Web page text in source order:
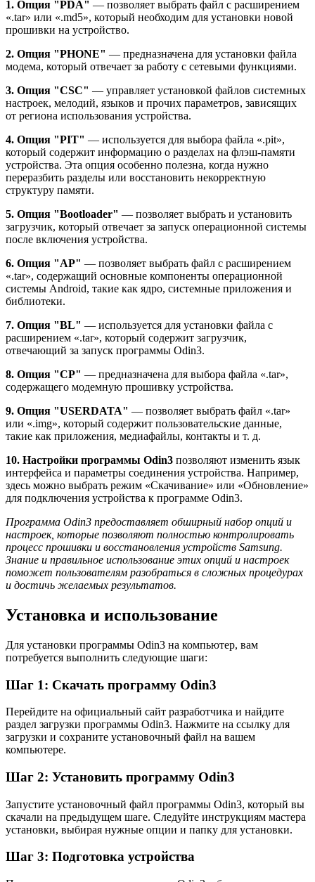
1. Опция "PDA" — позволяет выбрать файл с расширением
«.tar» или «.md5», который необходим для установки новой
прошивки на устройство.
2. Опция "PHONE" — предназначена для установки файла
модема, который отвечает за работу с сетевыми функциями.
3. Опция "CSC" — управляет установкой файлов системных
настроек, мелодий, языков и прочих параметров, зависящих
от региона использования устройства.
4. Опция "PIT" — используется для выбора файла «.pit»,
который содержит информацию о разделах на флэш-памяти
устройства. Эта опция особенно полезна, когда нужно
переразбить разделы или восстановить некорректную
структуру памяти.
5. Опция "Bootloader" — позволяет выбрать и установить
загрузчик, который отвечает за запуск операционной системы
после включения устройства.
6. Опция "AP" — позволяет выбрать файл с расширением
«.tar», содержащий основные компоненты операционной
системы Android, такие как ядро, системные приложения и
библиотеки.
7. Опция "BL" — используется для установки файла с
расширением «.tar», который содержит загрузчик,
отвечающий за запуск программы Odin3.
8. Опция "CP" — предназначена для выбора файла «.tar»,
содержащего модемную прошивку устройства.
9. Опция "USERDATA" — позволяет выбрать файл «.tar»
или «.img», который содержит пользовательские данные,
такие как приложения, медиафайлы, контакты и т. д.
10. Настройки программы Odin3 позволяют изменить язык
интерфейса и параметры соединения устройства. Например,
здесь можно выбрать режим «Скачивание» или «Обновление»
для подключения устройства к программе Odin3.
Программа Odin3 предоставляет обширный набор опций и
настроек, которые позволяют полностью контролировать
процесс прошивки и восстановления устройств Samsung.
Знание и правильное использование этих опций и настроек
поможет пользователям разобраться в сложных процедурах
и достичь желаемых результатов.
Установка и использование
Для установки программы Odin3 на компьютер, вам
потребуется выполнить следующие шаги:
Шаг 1: Скачать программу Odin3
Перейдите на официальный сайт разработчика и найдите
раздел загрузки программы Odin3. Нажмите на ссылку для
загрузки и сохраните установочный файл на вашем
компьютере.
Шаг 2: Установить программу Odin3
Запустите установочный файл программы Odin3, который вы
скачали на предыдущем шаге. Следуйте инструкциям мастера
установки, выбирая нужные опции и папку для установки.
Шаг 3: Подготовка устройства